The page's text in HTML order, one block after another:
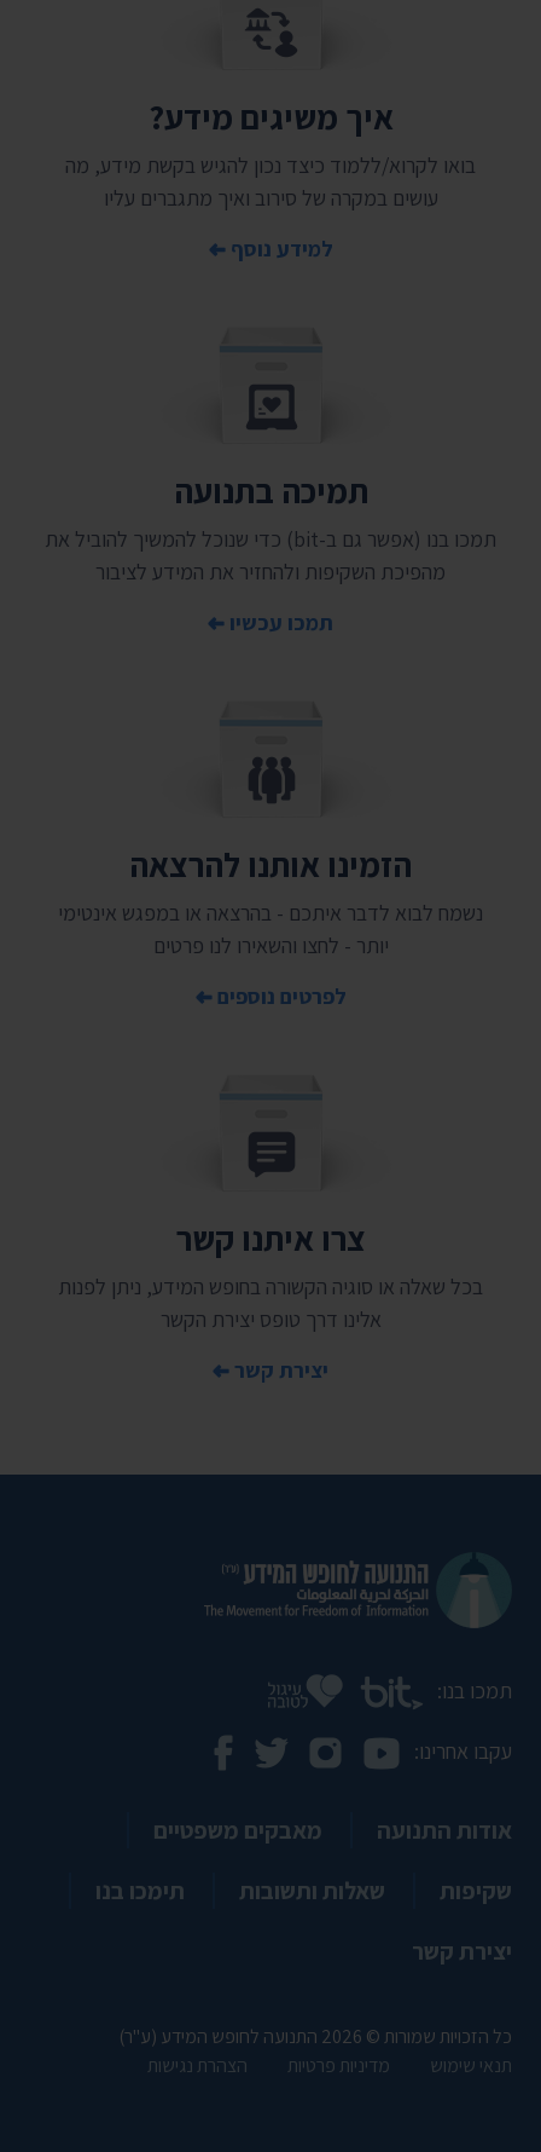
איך משיגים מידע?
בואו לקרוא/ללמוד כיצד נכון להגיש בקשת מידע, מה
עושים במקרה של סירוב ואיך מתגברים עליו
למידע נוסף
תמיכה בתנועה
תמכו בנו (אפשר גם ב-bit) כדי שנוכל להמשיך להוביל את
מהפיכת השקיפות ולהחזיר את המידע לציבור
תמכו עכשיו
הזמינו אותנו להרצאה
נשמח לבוא לדבר איתכם - בהרצאה או במפגש אינטימי
יותר - לחצו והשאירו לנו פרטים
לפרטים נוספים
צרו איתנו קשר
בכל שאלה או סוגיה הקשורה בחופש המידע, ניתן לפנות
אלינו דרך טופס יצירת הקשר
יצירת קשר
תמכו בנו:
עקבו אחרינו:
אודות התנועה
מאבקים משפטיים
שקיפות
שאלות ותשובות
תימכו בנו
יצירת קשר
כל הזכויות שמורות © 2026 התנועה לחופש המידע (ע"ר)
תנאי שימוש
מדיניות פרטיות הצהרת נגישות